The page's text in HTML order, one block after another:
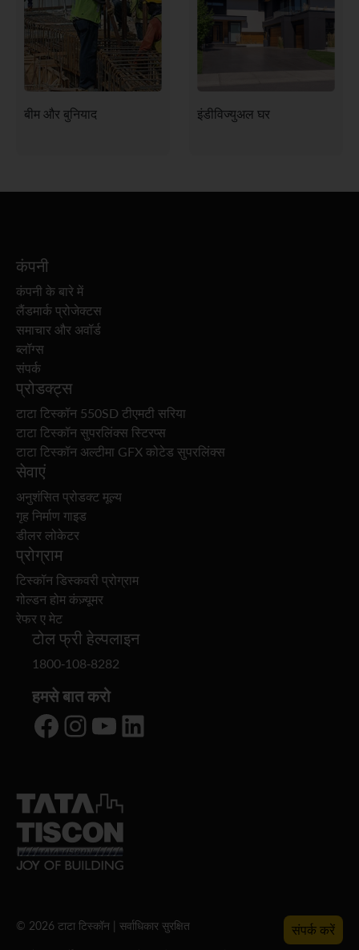
बीम और बुनियाद इंडीविज्युअल घर
कंपनी
कंपनी के बारे में
लैंडमार्क प्रोजेक्टस
समाचार और अवॉर्ड
ब्लॉग्स
संपर्क
प्रोडक्ट्स
टाटा टिस्कॉन 550SD टीएमटी सरिया
टाटा टिस्कॉन सुपरलिंक्स स्टिरप्स
टाटा टिस्कॉन अल्टीमा GFX कोटेड सुपरलिंक्स
सेवाएं
अनुशंसित प्रोडक्ट मूल्य
गृह निर्माण गाइड
डीलर लोकेटर
प्रोग्राम
टिस्कॉन डिस्कवरी प्रोग्राम
गोल्डन होम कंज़्यूमर
रेफर ए मेट
टोल फ्री हेल्पलाइन
1800-108-8282
हमसे बात करो
Facebook Instagram YouTube LinkedIn
© 2026 टाटा टिस्कॉन | सर्वाधिकार सुरक्षित
संपर्क करें